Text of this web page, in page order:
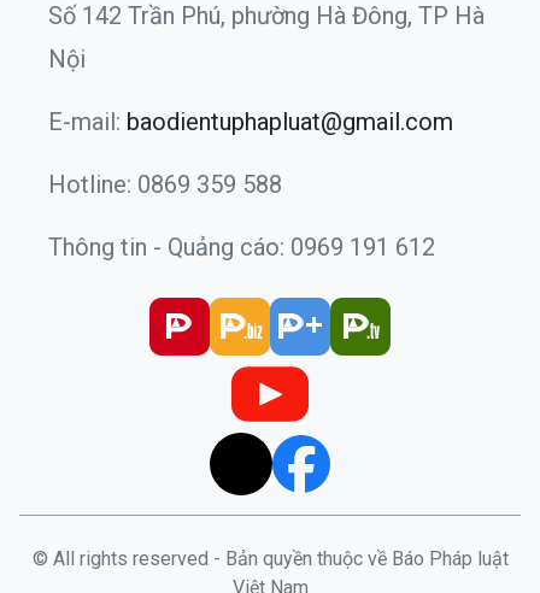
Số 142 Trần Phú, phường Hà Đông, TP Hà
Nội
E-mail: baodientuphapluat@gmail.com
Hotline: 0869 359 588
Thông tin - Quảng cáo: 0969 191 612
© All rights reserved - Bản quyền thuộc về Báo Pháp luật
Việt Nam